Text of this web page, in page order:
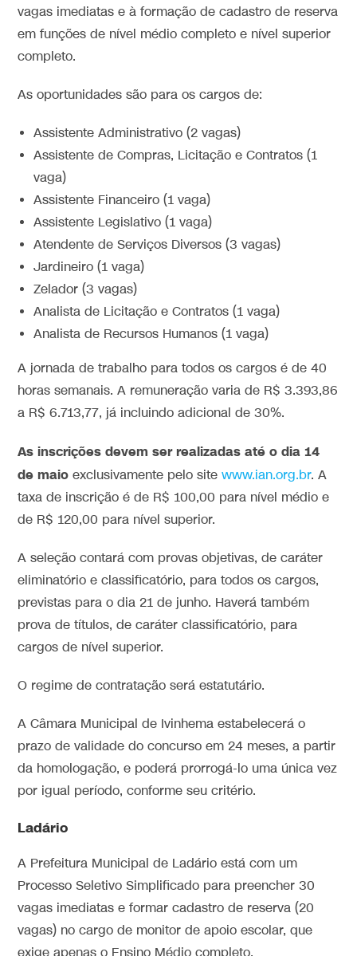
vagas imediatas e à formação de cadastro de reserva
em funções de nível médio completo e nível superior
completo.
As oportunidades são para os cargos de:
Assistente Administrativo (2 vagas)
Assistente de Compras, Licitação e Contratos (1
vaga)
Assistente Financeiro (1 vaga)
Assistente Legislativo (1 vaga)
Atendente de Serviços Diversos (3 vagas)
Jardineiro (1 vaga)
Zelador (3 vagas)
Analista de Licitação e Contratos (1 vaga)
Analista de Recursos Humanos (1 vaga)
A jornada de trabalho para todos os cargos é de 40
horas semanais. A remuneração varia de R$ 3.393,86
a R$ 6.713,77, já incluindo adicional de 30%.
As inscrições devem ser realizadas até o dia 14
de maio exclusivamente pelo sitewww.ian.org.br. A
taxa de inscrição é de R$ 100,00 para nível médio e
de R$ 120,00 para nível superior.
A seleção contará com provas objetivas, de caráter
eliminatório e classificatório, para todos os cargos,
previstas para o dia 21 de junho. Haverá também
prova de títulos, de caráter classificatório, para
cargos de nível superior.
O regime de contratação será estatutário.
A Câmara Municipal de Ivinhema estabelecerá o
prazo de validade do concurso em 24 meses, a partir
da homologação, e poderá prorrogá-lo uma única vez
por igual período, conforme seu critério.
Ladário
A Prefeitura Municipal de Ladário está com um
Processo Seletivo Simplificado para preencher 30
vagas imediatas e formar cadastro de reserva (20
vagas) no cargo de monitor de apoio escolar, que